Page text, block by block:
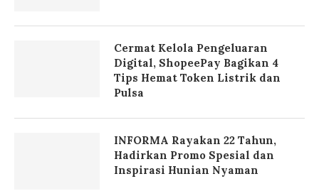
Cermat Kelola Pengeluaran
Digital, ShopeePay Bagikan 4
Tips Hemat Token Listrik dan
Pulsa
INFORMA Rayakan 22 Tahun,
Hadirkan Promo Spesial dan
Inspirasi Hunian Nyaman